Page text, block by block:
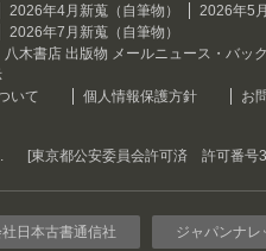
2026年4月新蒐（自筆物）
2026年5
2026年7月新蒐（自筆物）
八木書店 出版物 メールニュース・バッ
いて
個人情報保護方針
お
[東京都公安委員会許可済 許可番号
日本古書通信社 ジャパンナレ